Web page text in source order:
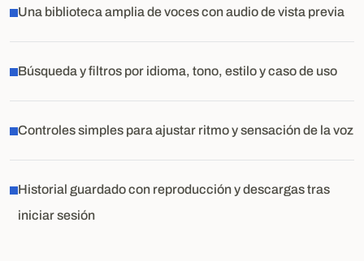
Una biblioteca amplia de voces con audio de vista previa
Búsqueda y filtros por idioma, tono, estilo y caso de uso
Controles simples para ajustar ritmo y sensación de la voz
Historial guardado con reproducción y descargas tras
iniciar sesión